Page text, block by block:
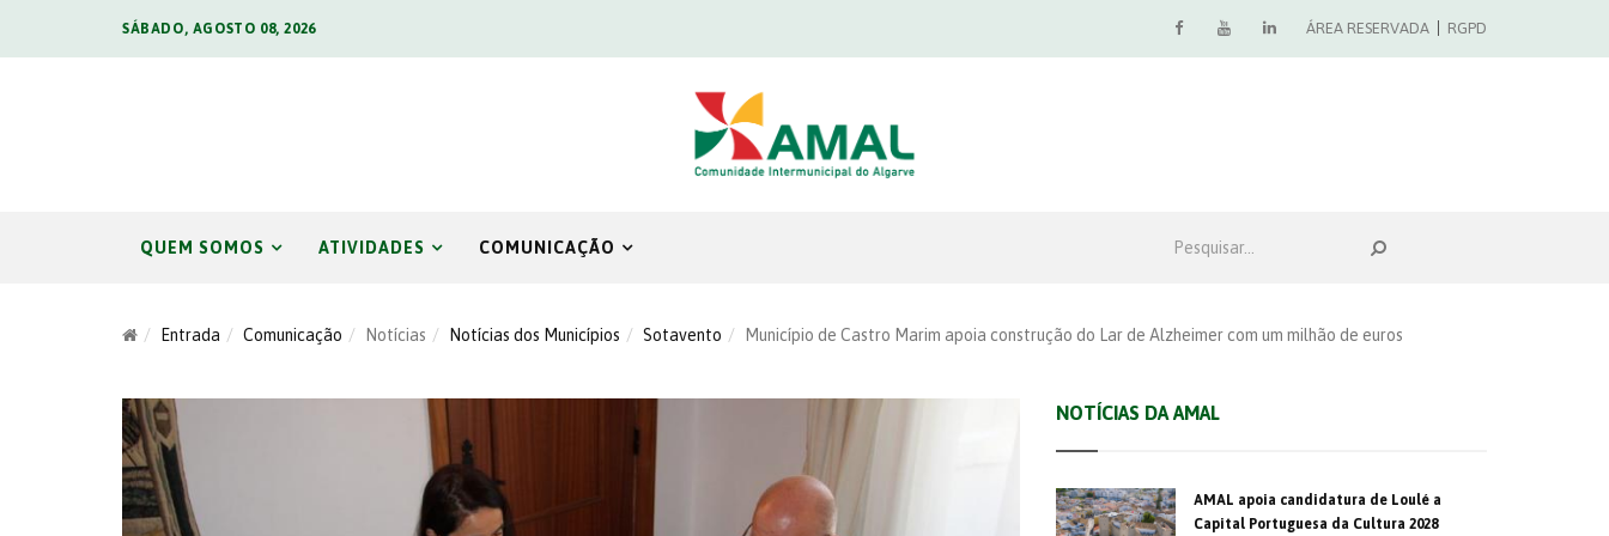
SÁBADO, AGOSTO 08, 2026 ÁREA RESERVADA RGPD
QUEM SOMOS ATIVIDADES COMUNICAÇÃO
Entrada Comunicação Notícias Notícias dos Municípios Sotavento Município de Castro Marim apoia construção do Lar de Alzheimer com um milhão de euros
NOTÍCIAS DA AMAL
AMAL apoia candidatura de Loulé a
Capital Portuguesa da Cultura 2028